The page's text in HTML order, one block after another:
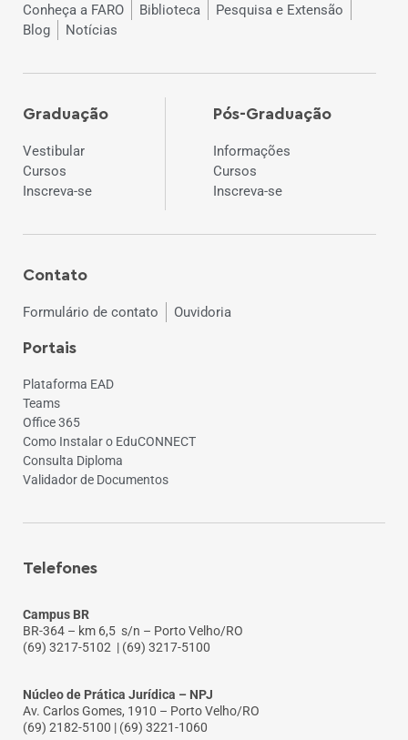
Conheça a FARO Biblioteca
Pesquisa e Extensão
Blog
Notícias
Graduação
Vestibular
Cursos
Inscreva-se
Pós-Graduação
Informações
Cursos
Inscreva-se
Contato
Formulário de contato Ouvidoria
Portais
Plataforma EAD
Teams
Office 365
Como Instalar o EduCONNECT
Consulta Diploma
Validador de Documentos
Telefones
Campus BR
BR-364 – km 6,5 s/n – Porto Velho/RO
(69) 3217-5102 | (69) 3217-5100
Núcleo de Prática Jurídica – NPJ
Av. Carlos Gomes, 1910 – Porto Velho/RO
(69) 2182-5100 | (69) 3221-1060